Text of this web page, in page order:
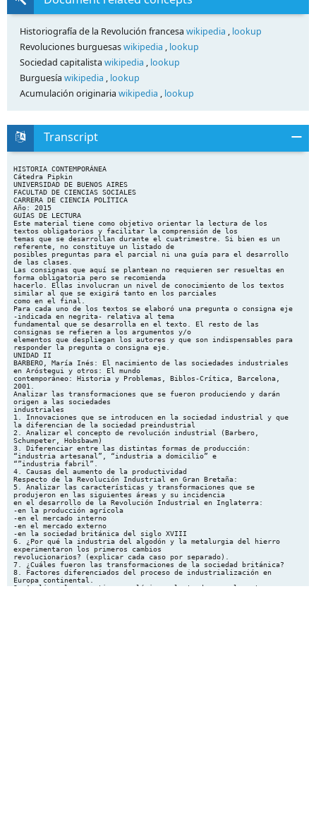
Historiografía de la Revolución francesa wikipedia , lookup
Revoluciones burguesaswikipedia , lookup
Sociedad capitalista wikipedia , lookup
Burguesía wikipedia , lookup
Acumulación originaria wikipedia , lookup
Transcript
HISTORIA CONTEMPORÁNEA Cátedra Pipkin UNIVERSIDAD DE BUENOS AIRES FACULTAD DE CIENCIAS SOCIALES CARRERA DE CIENCIA POLÍTICA Año: 2015 GUÍAS DE LECTURA Este material tiene como objetivo orientar la lectura de los textos obligatorios y facilitar la comprensión de los temas que se desarrollan durante el cuatrimestre. Si bien es un referente, no constituye un listado de posibles preguntas para el parcial ni una guía para el desarrollo de las clases. Las consignas que aquí se plantean no requieren ser resueltas en forma obligatoria pero se recomienda hacerlo. Ellas involucran un nivel de conocimiento de los textos similar al que se exigirá tanto en los parciales como en el final. Para cada uno de los textos se elaboró una pregunta o consigna eje -indicada en negrita- relativa al tema fundamental que se desarrolla en el texto. El resto de las consignas se refieren a los argumentos y/o elementos que despliegan los autores y que son indispensables para responder la pregunta o consigna eje. UNIDAD II BARBERO, María Inés: El nacimiento de las sociedades industriales en Aróstegui y otros: El mundo contemporáneo: Historia y Problemas, Biblos-Crítica, Barcelona, 2001. Analizar las transformaciones que se fueron produciendo y darán origen a las sociedades industriales 1. Innovaciones que se introducen en la sociedad industrial y que la diferencian de la sociedad preindustrial 2. Analizar el concepto de revolución industrial (Barbero, Schumpeter, Hobsbawm) 3. Diferenciar entre las distintas formas de producción: “industria artesanal”, “industria a domicilio” e “”industria fabril”. 4. Causas del aumento de la productividad Respecto de la Revolución Industrial en Gran Bretaña: 5. Analizar las características y transformaciones que se produjeron en las siguientes áreas y su incidencia en el desarrollo de la Revolución Industrial en Inglaterra: -en la producción agrícola -en el mercado interno -en el mercado externo -en la sociedad británica del siglo XVIII 6. ¿Por qué la industria del algodón y la metalurgia del hierro experimentaron los primeros cambios revolucionarios? (explicar cada caso por separado). 7. ¿Cuáles fueron las transformaciones de la sociedad británica? 8. Factores diferenciados del proceso de industrialización en Europa continental. 9. Analizar las cuestiones polémicas planteadas por la autora. 1 HISTORIA CONTEMPORÁNEA Cátedra Pipkin HOBSBAWN,E. Cap 2 El origen de la Revolución Industrial en Industria e Imperio, Barcelona, Ariel, 1977. ¿Por qué la primera Revolución Industrial se produjo en Inglaterra y por qué a fines del siglo XVIII? 1. ¿Cuáles son las explicaciones que el autor desestima o minimiza su influencia y por qué? 2. ¿Cuáles eran las condiciones previas para la industrialización que ya se encontraban presentes en la Inglaterra del siglo XVIII y por qué cada uno constituye un aporte al proceso de transformación económica? 3. ¿Cuáles fueron los tres factores fundamentales que según Hobsbawm condujeron a la revolución industrial? Analizar cada uno de ellos, teniendo en cuenta sus particularidades en el caso inglés y el papel que jugaron en el proceso de transformación económica. VOVELLE, Michel Cap. 2 La Revolución burguesa, Cap. 3 La Revolución Jacobina Cap. 4 De Termidor al Directorio y Cap. 5 Conclusiones a modo de balance en Introducción a la historia de la Revolución Francesa, Barcelona, Crítica, 1984 Analizar la dinámica del proceso revolucionario (1789-1799) teniendo en cuenta los siguientes ejes que atraviesan el texto de manera simultánea. 1. ¿Por qué Vovelle habla de "tres revoluciones" que interactúan desde julio de 1789? ¿Cuáles son los actores sociales, las reivindicaciones y los espacios revolucionarios en los que se desarrolla cada una de las "tres revoluciones". 2. Identificar las etapas que destaca el autor y los principales acontecimientos que se desarrollan en cada una de ellas. 3. ¿Cómo interactúan las "tres revoluciones" en cada etapa? 4. Analizar los factores que conllevaron a que la revolución moderada de la burguesía se radicalizara entre 1789 y 1794 5. ¿Cómo explica Vovelle el apogeo y la caída del gobierno revolucionario (jacobino)? 6. ¿Por qué considera que en el período thermidoriano hubo un reencause de la revolución burguesa? SOBOUL, Albert. Introducción Causas de la Revolución Francesa y sus caracteres y Conclusión: La Revolución Francesa en la historia del mundo contemporáneo en La Revolución Francesa, Hyspamerica, Madrid, 1981. ¿Qué argumentos esgrime Soboul para sostener que la Revolución francesa fue una revolución burguesa "necesaria" para la imposición del capitalismo en Francia? 1. ¿Cómo caracteriza a la burguesía y a la nobleza del Antiguo Régimen, que se enfrentan en la lucha de clases? ¿Qué papel otorga en ese conflicto, al Estado Absolutista francés? 2. ¿Cómo incorpora en el esquema básico de "revolución burguesa" a: - sectores populares urbanos - campesinado - Ilustración - "feudalidad" - capitalismo 3. ¿Cómo define en su balance los resultados de la Revolución Francesa? 2 HISTORIA CONTEMPORÁNEA Cátedra Pipkin FURET,F. Segunda Parte, Cap.I, Apartado II en Pensar la Revolución Francesa, Ed. Petrel, Barcelona, 1980. ¿Qué argumentos y evidencias esgrime Furet para invalidar la tesis de la revolución burguesa que sostiene Soboul? 1. ¿Cuál es la concepción de Furet sobre los siguientes items? - lucha de clases entre la burguesía y la nobleza del Antiguo Régimen - Estado absolutista - conflictos sociales en el campo - desarrollo del capitalismo en Francia en víspera de la revolución - Ilustración 2. ¿Qué críticas le formula a Soboul cada vez que lo acusa de "construir" el esquema de la revolución burguesa? 3. ¿Cómo explica Furet el origen de la Revolución Francesa? HOBSBAWN, E. El trabajador pobre en Las revoluciones burguesas, Labor, Barcelona, 1985. Analizar las características ideológicas, de organización y la dinámica de conflicto que asume el movimiento laborista de principios del S. XIX. 1. Analizar las consecuencias económicas y sociales que sufrieron los trabajadores pobres con la imposición por parte de la burguesía de un “sistema puramente utilitario de conducta social”. 2. Explicar por qué la rebelión se convirtió en una alternativa necesaria del trabajador pobre. 3. Explicar la relación que establece el autor entre “motín”, conciencia proletaria y conciencia jacobina para explicar la ideología del movimiento laborista en sus orígenes. 4. ¿Qué dinámica de conflicto desarrolla el movimiento laborista en su etapa formativa? 5. ¿Por qué, en esta etapa de formación histórica, la clase obrera se expresa más como movimiento que como organización? Consignas que relacionan los dos textos: ¿Cómo analizan los autores la formación histórica de la clase obrera inglesa a partir del profundo cambio social generado por la Revolución Industrial? Comparar los argumentos dados por los autores para ubicar en diferentes momentos históricos la formación de la clase obrera en Inglaterra. HOBSBAWN, E. La carrera abierta al talento en Las revoluciones burguesas, Labor, Barcelona, 1985. Analizar la emergencia y la mentalidad de la burguesía industrial en la primera mitad del siglo XIX. 1. ¿Por qué éste período está denominado como “la fría época de la burguesía”? 2. ¿Cuál fue el impacto de la doble revolución sobre la incipiente burguesía industrial? 3. ¿Cómo se diferenciaba la burguesía industrial de las clases instituidas anteriormente? 4. Caracterizar la ideología de este nuevo sector social. 3 HISTORIA CONTEMPORÁNEA Cátedra Pipkin 5. ¿Qué carreras se abrieron en la nueva sociedad? 6. ¿En qué medida la burguesía aceptó o no la meritocracia? THOMPSON,E.P. Prefacio y Explotación en La formación histórica de la Clase obrera en Inglaterra, Barcelona, Laia, l977. Analizar y argumentar por qué el autor define el período 1790-1830 como de formación histórica de la clase obrera. 1. Analizar el concepto clase aportado por el autor a partir de la relación entre experiencia, identidad y diferencia. 2. Explicar por qué la noción de “clase” implica una “relación histórica”. 3. Analizar la formación de la clase obrera relacionando las transformaciones sociales y económicas producidas en Inglaterra a fines del S. XVIII y principios del XIX. 4. Explicar la influencia decisiva del contexto político (contrarrevolución) y de las innovaciones tecnológicas en la conformación de la conciencia proletaria y de sus instituciones obreras. UNIDAD III HOBSBAWN,E.: La segunda fase de la revolución industrial en Industria e Imperio, Barcelona, Ariel, 1977. Analizar las características de la segunda fase de la Revolución Industrial y las distintas transformaciones que provocó tanto en Inglaterra como el resto del mundo. 1. ¿Qué factores estimularon el inicio de la Segunda Revolución Industrial según el autor? 2. ¿Qué transformaciones económicas y sociales provocó la Segunda Revolución Industrial? 3. ¿Cómo reaccionaron la burguesía y la clase obrera frente al proceso de industrialización característico de esta fase? 4. ¿Qué actitudes asumió el Estado frente a las relaciones obrero-patronales en esta época y por qué? 5. ¿Por qué se produjo la Gran Depresión de 1873-1896? 6. ¿Qué relación establece el autor entre la Gran Depresión y el origen del imperialismo? KEMP,T.: El nacimiento de la Alemania industrial en La Revolución Industrial en la Europa del siglo XXI, Confrontación, Barcelona, 1974. Analizar el porqué de la tardía industrialización de Alemania, sus características específicas y cómo la dinámica generada por la misma influyó en la política exterior de fines del siglo XIX y comienzos del siglo XX 4 HISTORIA CONTEMPORÁNEA Cátedra Pipkin 1. ¿Qué factores políticos, económicos y sociales considera el autor que retrasaron el proceso de industrialización hasta las primeras décadas del siglo XIX? 2. ¿Por qué afirma el autor que hay una clara diferenciación social entre los territorios del este y los del oeste de los estados alemanes a principios del siglo XIX? 3. ¿Qué cambios se hicieron en la estructura